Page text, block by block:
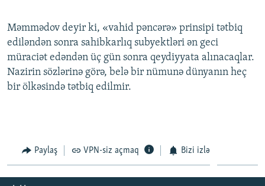
XƏBƏR BÜLLETENLƏRIMIZ
Məmmədov deyir ki, «vahid pəncərə» prinsipi tətbiq
ediləndən sonra sahibkarlıq subyektləri ən geci
müraciət edəndən üç gün sonra qeydiyyata alınacaqlar.
Nazirin sözlərinə görə, belə bir nümunə dünyanın heç
bir ölkəsində tətbiq edilmir.
Paylaş VPN-siz açmaq Bizi izlə